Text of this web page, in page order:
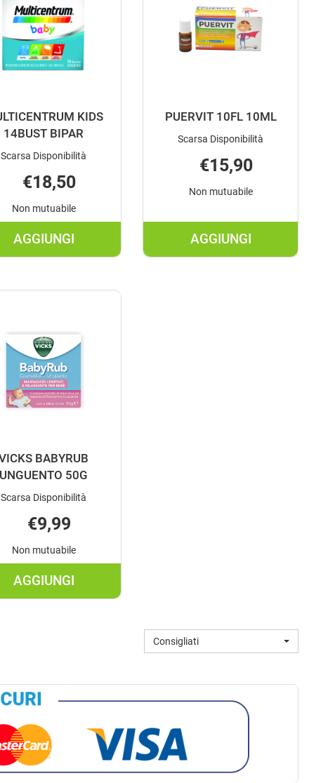
KIDS
14BUST BIPAR
Scarsa Disponibilità
€18,50
Non mutuabile
AGGIUNGI
AGGIUNGI MULTICENTRUM
14BUST
PUERVIT 10FL 10ML
Scarsa Disponibilità
€15,90
Non mutuabile
AGGIUNGI
AGGIUNGI
BABYRUB
UNGUENTO 50G
Scarsa Disponibilità
€9,99
Non mutuabile
AGGIUNGI
AGGIUNGI VICKS
Consigliati